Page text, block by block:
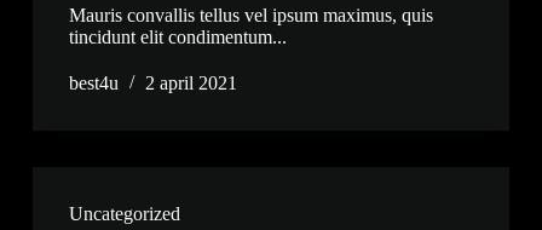
Mauris convallis tellus vel ipsum maximus, quis
tincidunt elit condimentum...
best4u 2 april 2021
Uncategorized